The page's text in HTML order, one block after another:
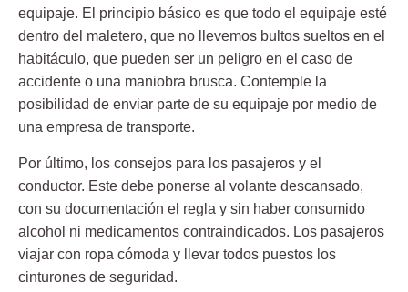
equipaje. El principio básico es que todo el equipaje esté
dentro del maletero, que no llevemos bultos sueltos en el
habitáculo, que pueden ser un peligro en el caso de
accidente o una maniobra brusca. Contemple la
posibilidad de enviar parte de su equipaje por medio de
una empresa de transporte.
Por último, los consejos para los pasajeros y el
conductor. Este debe ponerse al volante descansado,
con su documentación el regla y sin haber consumido
alcohol ni medicamentos contraindicados. Los pasajeros
viajar con ropa cómoda y llevar todos puestos los
cinturones de seguridad.